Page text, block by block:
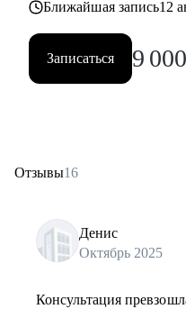
Ближайшая запись12
Записаться 9 000
Отзывы16
Денис
Октябрь 2025
Консультация